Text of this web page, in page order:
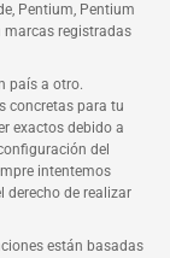
Pentium, Pentium
marcas registradas
país a otro.
concretas para tu
exactos debido a
del
intentemos
derecho de realizar
están basadas